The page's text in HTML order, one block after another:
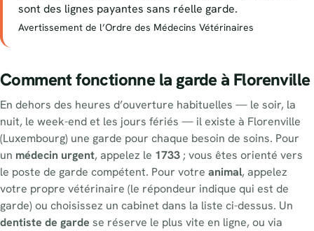
sont des lignes payantes sans réelle garde.
Avertissement de l’Ordre des Médecins Vétérinaires
Comment fonctionne la garde à Florenville
En dehors des heures d’ouverture habituelles — le soir, la
nuit, le week-end et les jours fériés — il existe à Florenville
(Luxembourg) une garde pour chaque besoin de soins. Pour
un médecin urgent, appelez le 1733; vous êtes orienté vers
le poste de garde compétent. Pour votre animal, appelez
votre propre vétérinaire (le répondeur indique qui est de
garde) ou choisissez un cabinet dans la liste ci-dessus. Un
dentiste de garde se réserve le plus vite en ligne, ou via